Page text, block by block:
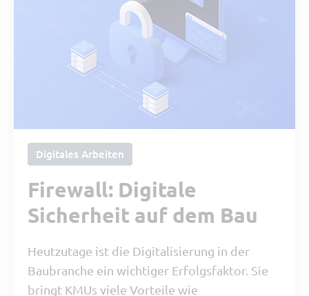
Digitales Arbeiten
Firewall: Digitale
Sicherheit auf dem Bau
Heutzutage ist die Digitalisierung in der
Baubranche ein wichtiger Erfolgsfaktor. Sie
bringt KMUs viele Vorteile wie